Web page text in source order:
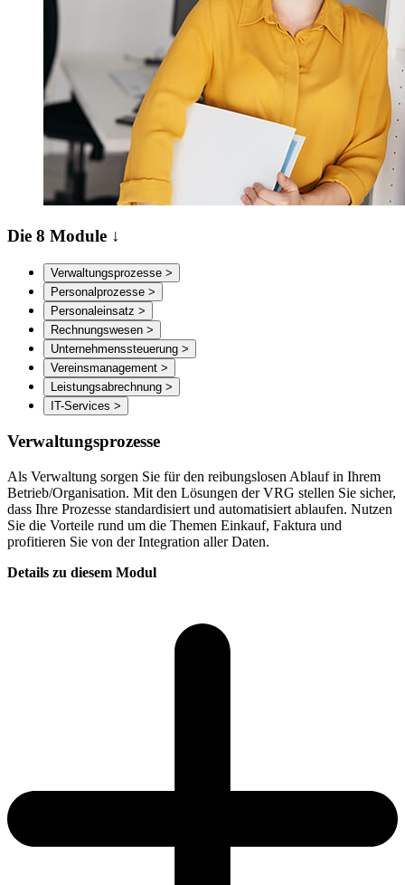
Die 8 Module ↓
Verwaltungsprozesse >
Personalprozesse >
Personaleinsatz >
Rechnungswesen >
Unternehmenssteuerung >
Vereinsmanagement >
Leistungsabrechnung >
IT-Services >
Verwaltungsprozesse
Als Verwaltung sorgen Sie für den reibungslosen Ablauf in Ihrem
Betrieb/Organisation. Mit den Lösungen der VRG stellen Sie sicher,
dass Ihre Prozesse standardisiert und automatisiert ablaufen. Nutzen
Sie die Vorteile rund um die Themen Einkauf, Faktura und
profitieren Sie von der Integration aller Daten.
Details zu diesem Modul